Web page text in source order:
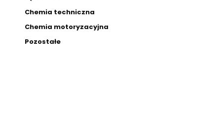
Chemia techniczna
Chemia motoryzacyjna
Pozostałe